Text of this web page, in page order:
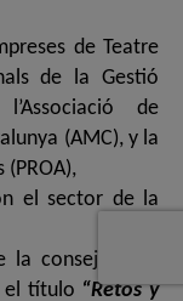
de Teatre
de la Gestió
de
(AMC), y la
el sector de la
consejera de
el título “Retos y